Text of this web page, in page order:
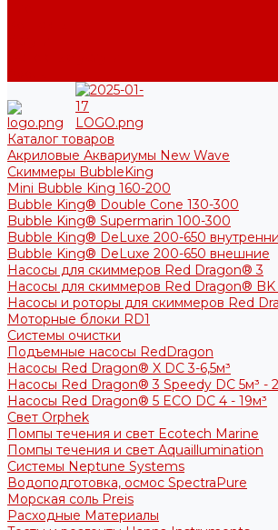
Каталог товаров
Акриловые Аквариумы New Wave
Скиммеры BubbleKing
Mini Bubble King 160-200
Bubble King® Double Cone 130-300
Bubble King® Supermarin 100-300
Bubble King® DeLuxe 200-650
Bubble King® DeLuxe 200-650 внешние
Насосы для скиммеров Red Dragon® 3
Насосы для скиммеров Red Dragon® BK
Насосы и роторы для скиммеров Red
Моторные блоки RD1
Системы очистки
Подъемные насосы RedDragon
Насосы Red Dragon® X DC 3-6,5м³
Насосы Red Dragon® 3 Speedy DC 5м³ -
Насосы Red Dragon® 5 ECO DC 4 - 19м³
Свет Orphek
Помпы течения и свет Ecotech Marine
Помпы течения и свет Aquaillumination
Системы Neptune Systems
Водоподготовка, осмос SpectraPure
Морская соль Preis
Расходные Материалы